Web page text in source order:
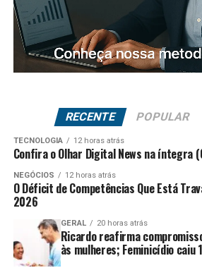
RECENTE POPULAR
TECNOLOGIA 12 horas atrás
Confira o Olhar Digital News na íntegra
NEGÓCIOS 12 horas atrás
O Déficit de Competências Que Está
2026
GERAL 20 horas atrás
Ricardo reafirma
às mulheres; Feminicídio caiu